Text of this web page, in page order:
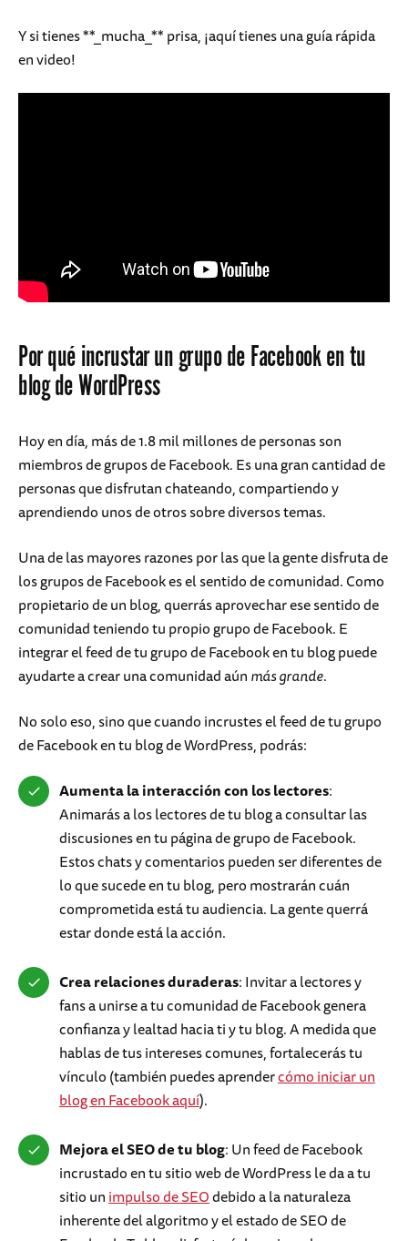
Y si tienes **_mucha_** prisa, ¡aquí tienes una guía rápida
en video!
Por qué incrustar un grupo de Facebook en tu
blog de WordPress
Hoy en día, más de 1.8 mil millones de personas son
miembros de grupos de Facebook. Es una gran cantidad de
personas que disfrutan chateando, compartiendo y
aprendiendo unos de otros sobre diversos temas.
Una de las mayores razones por las que la gente disfruta de
los grupos de Facebook es el sentido de comunidad. Como
propietario de un blog, querrás aprovechar ese sentido de
comunidad teniendo tu propio grupo de Facebook. E
integrar el feed de tu grupo de Facebook en tu blog puede
ayudarte a crear una comunidad aúnmás grande.
No solo eso, sino que cuando incrustes el feed de tu grupo
de Facebook en tu blog de WordPress, podrás:
Aumenta la interacción con los lectores:
Animarás a los lectores de tu blog a consultar las
discusiones en tu página de grupo de Facebook.
Estos chats y comentarios pueden ser diferentes de
lo que sucede en tu blog, pero mostrarán cuán
comprometida está tu audiencia. La gente querrá
estar donde está la acción.
Crea relaciones duraderas: Invitar a lectores y
fans a unirse a tu comunidad de Facebook genera
confianza y lealtad hacia ti y tu blog. A medida que
hablas de tus intereses comunes, fortalecerás tu
vínculo (también puedes aprendercómo iniciar un
blog en Facebook aquí).
Mejora el SEO de tu blog: Un feed de Facebook
incrustado en tu sitio web de WordPress le da a tu
sitio unimpulso de SEOdebido a la naturaleza
inherente del algoritmo y el estado de SEO de